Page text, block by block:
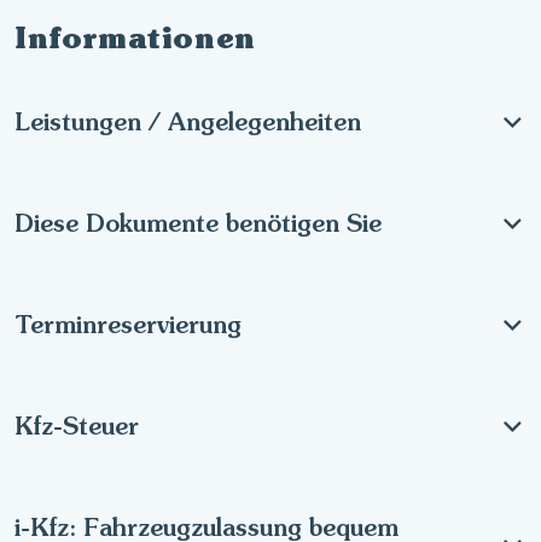
Informationen
Leistungen / Angelegenheiten
Diese Dokumente benötigen Sie
Terminreservierung
Kfz-Steuer
i-Kfz: Fahrzeugzulassung bequem